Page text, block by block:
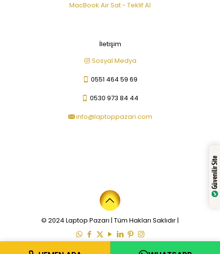
MacBook Air Sat - Teklif Al
İletişim
Sosyal Medya
0551 464 59 69
0530 973 84 44
info@laptoppazari.com
© 2024 Laptop Pazarı | Tüm Hakları Saklıdır |
Güvenilir Site